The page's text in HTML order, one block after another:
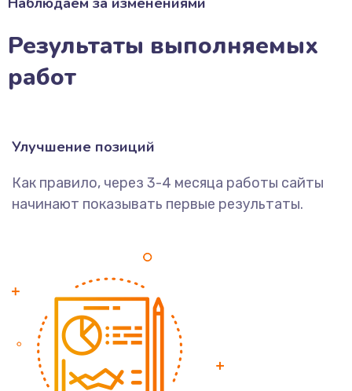
Результаты выполняемых
работ
Улучшение позиций
Как правило, через 3-4 месяца работы сайты
начинают показывать первые результаты.